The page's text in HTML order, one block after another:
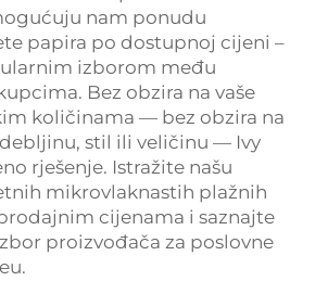
nam ponudu
papira po dostupnoj cijeni –
izborom među
Bez obzira na vaše
količinama — bez obzira na
stil ili veličinu — Ivy
rješenje. Istražite našu
mikrovlaknastih plažnih
cijenama i saznajte
proizvođača za poslovne